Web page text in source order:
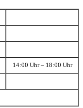
14:00 Uhr – 18:00 Uhr